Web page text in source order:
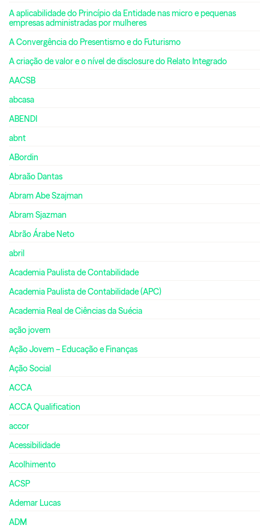
A aplicabilidade do Princípio da Entidade nas micro e pequenas
empresas administradas por mulheres
A Convergência do Presentismo e do Futurismo
A criação de valor e o nível de disclosure do Relato Integrado
AACSB
abcasa
ABENDI
abnt
ABordin
Abraão Dantas
Abram Abe Szajman
Abram Sjazman
Abrão Árabe Neto
abril
Academia Paulista de Contabilidade
Academia Paulista de Contabilidade (APC)
Academia Real de Ciências da Suécia
ação jovem
Ação Jovem – Educação e Finanças
Ação Social
ACCA
ACCA Qualification
accor
Acessibilidade
Acolhimento
ACSP
Ademar Lucas
ADM